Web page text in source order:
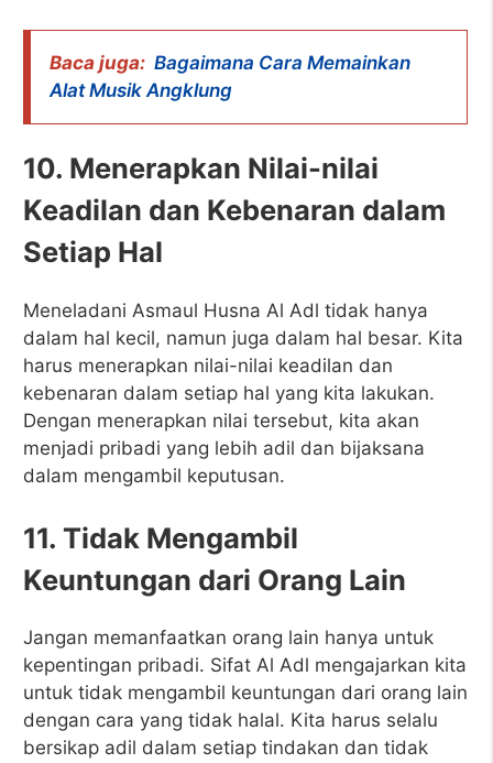
Baca juga: Bagaimana Cara Memainkan
Alat Musik Angklung
10. Menerapkan Nilai-nilai
Keadilan dan Kebenaran dalam
Setiap Hal
Meneladani Asmaul Husna Al Adl tidak hanya
dalam hal kecil, namun juga dalam hal besar. Kita
harus menerapkan nilai-nilai keadilan dan
kebenaran dalam setiap hal yang kita lakukan.
Dengan menerapkan nilai tersebut, kita akan
menjadi pribadi yang lebih adil dan bijaksana
dalam mengambil keputusan.
11. Tidak Mengambil
Keuntungan dari Orang Lain
Jangan memanfaatkan orang lain hanya untuk
kepentingan pribadi. Sifat Al Adl mengajarkan kita
untuk tidak mengambil keuntungan dari orang lain
dengan cara yang tidak halal. Kita harus selalu
bersikap adil dalam setiap tindakan dan tidak